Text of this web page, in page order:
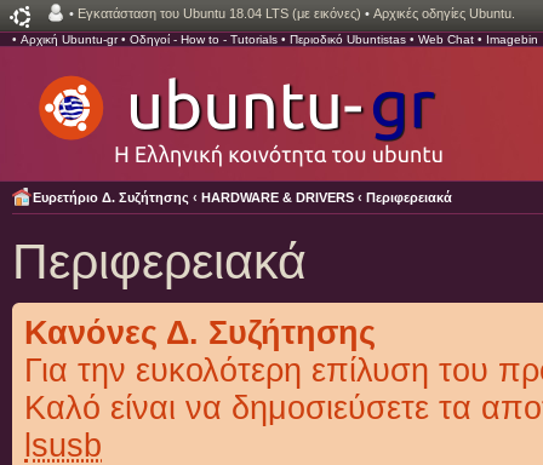
• Εγκατάσταση του Ubuntu 18.04 LTS (με εικόνες) • Αρχικές οδηγίες Ubuntu.
• Αρχική Ubuntu-gr• Οδηγοί - How to - Tutorials • Περιοδικό Ubuntistas • Web Chat • Imagebin
Ευρετήριο Δ. Συζήτησης ‹ HARDWARE & DRIVERS ‹ Περιφερειακά
Περιφερειακά
Κανόνες Δ. Συζήτησης
Για την ευκολότερη επίλυση του
Καλό είναι να δημοσιεύσετε τα
lsusb